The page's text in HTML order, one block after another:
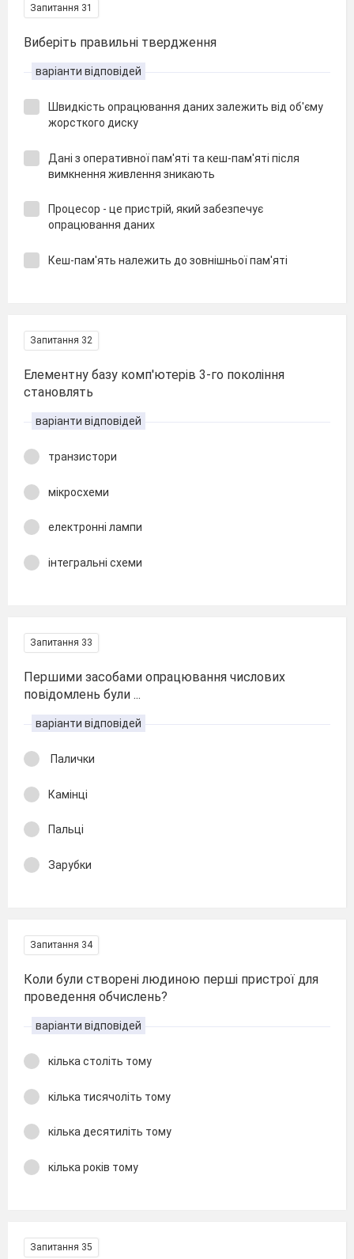
Запитання 31
Виберіть правильні твердження
варіанти відповідей
Швидкість опрацювання даних залежить від об'єму
жорсткого диску
Дані з оперативної пам'яті та кеш-пам'яті після
вимкнення живлення зникають
Процесор - це пристрій, який забезпечує
опрацювання даних
Кеш-пам'ять належить до зовнішньої пам'яті
Запитання 32
Елементну базу комп'ютерів 3-го покоління
становлять
варіанти відповідей
транзистори
мікросхеми
електронні лампи
інтегральні схеми
Запитання 33
Першими засобами опрацювання числових
повідомлень були ...
варіанти відповідей
Палички
Камінці
Пальці
Зарубки
Запитання 34
Коли були створені людиною перші пристрої для
проведення обчислень?
варіанти відповідей
кілька століть тому
кілька тисячоліть тому
кілька десятиліть тому
кілька років тому
Запитання 35